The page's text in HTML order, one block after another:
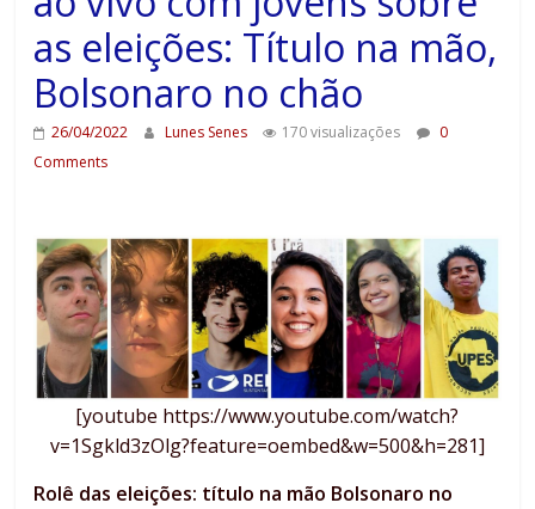
as eleições: Título na mão,
Bolsonaro no chão
26/04/2022 Lunes Senes 170 visualizações
0
Comments
[youtube https://www.youtube.com/watch?
v=1Sgkld3zOlg?feature=oembed&w=500&h=281]
Rolê das eleições: título na mão Bolsonaro no